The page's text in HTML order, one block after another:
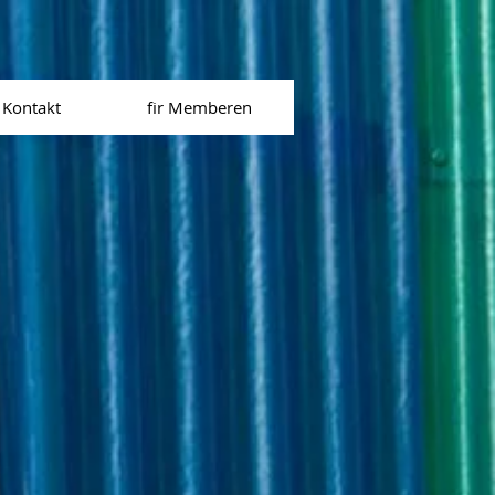
Kontakt fir Memberen